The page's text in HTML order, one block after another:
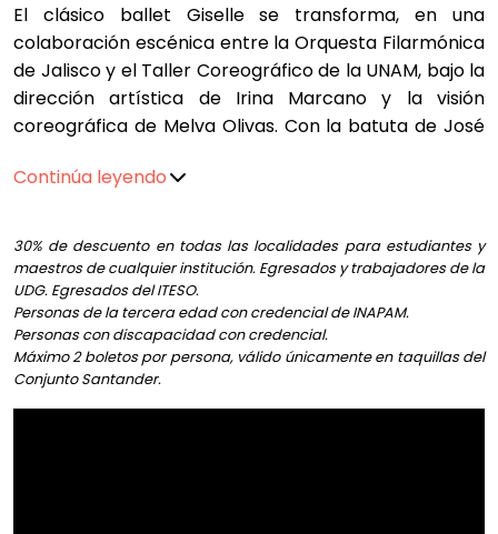
El clásico ballet Giselle se transforma, en una
colaboración escénica entre la Orquesta Filarmónica
de Jalisco y el Taller Coreográfico de la UNAM, bajo la
dirección artística de Irina Marcano y la visión
coreográfica de Melva Olivas. Con la batuta de José
funciones los días 25 y 28 de junio.
Compra los 5 (cinco) programas de la Orquesta
Filarmónica de Jalisco Segunda Temporada 2026 y
obtén un 30% de descuento
Continúa leyendo
30% de descuento en todas las localidades para estudiantes y
maestros de cualquier institución. Egresados y trabajadores de la
UDG. Egresados del ITESO.
Personas de la tercera edad con credencial de INAPAM.
Personas con discapacidad con credencial.
Máximo 2 boletos por persona, válido únicamente en taquillas del
Conjunto Santander.